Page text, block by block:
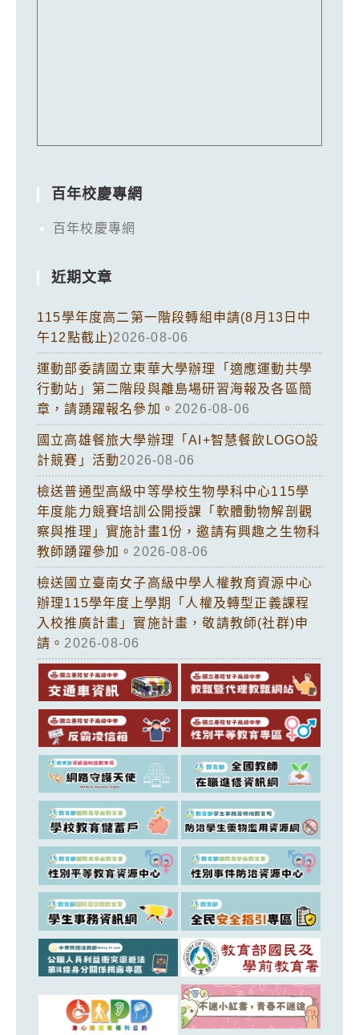
百年校慶專網
百年校慶專網
近期文章
115學年度高二第一階段轉組申請(8月13日中
午12點截止)2026-08-06
運動部委請國立東華大學辦理「適應運動共學
行動站」第二階段與離島場研習海報及各區簡
章，請踴躍報名參加。 2026-08-06
國立高雄餐旅大學辦理「AI+智慧餐飲LOGO設
計競賽」活動2026-08-06
檢送普通型高級中等學校生物學科中心115學
年度能力競賽培訓公開授課「軟體動物解剖觀
察與推理」實施計畫1份，邀請有興趣之生物科
教師踴躍參加。 2026-08-06
檢送國立臺南女子高級中學人權教育資源中心
辦理115學年度上學期「人權及轉型正義課程
入校推廣計畫」實施計畫，敬請教師(社群)申
請。 2026-08-06